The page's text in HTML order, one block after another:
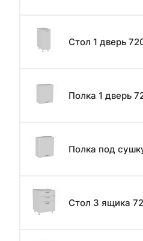
Стол 1 дверь
Полка 1 дверь
Полка под
Стол 3 ящика